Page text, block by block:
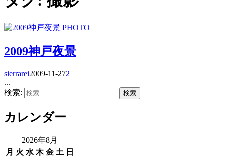
PHOTO
2009神戸夜景
sierrarei2009-11-272
...
検索:
カレンダー
2026年8月
月 火 水 木 金 土 日